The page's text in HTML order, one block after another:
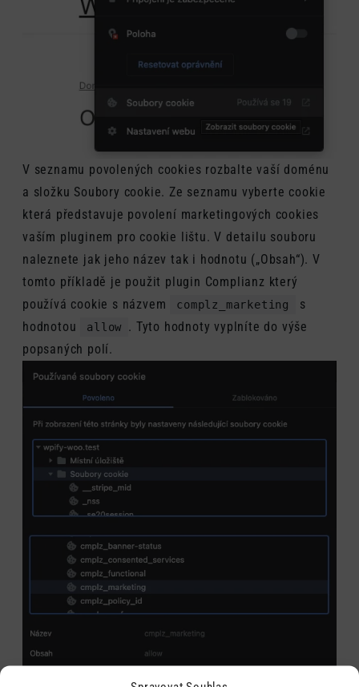
V seznamu povolených cookies rozbalte vaší doménu
a složku Soubory cookie. Ze seznamu vyberte cookie
která představuje povolení marketingových cookies
vaším pluginem pro cookie lištu. V detailu souboru
naleznete jak jeho název tak i hodnotu („Obsah“). V
tomto příkladě je použit plugin Complianz který
používá cookie s názvem
complz_marketing
s
hodnotou
allow
. Tyto hodnoty vyplníte do výše
popsaných polí.